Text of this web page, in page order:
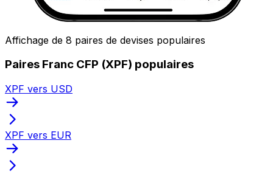
Affichage de 8 paires de devises populaires
Paires Franc CFP (XPF) populaires
XPF vers USD
XPF vers EUR